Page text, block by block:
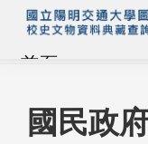
首頁
藏品查詢
國民政